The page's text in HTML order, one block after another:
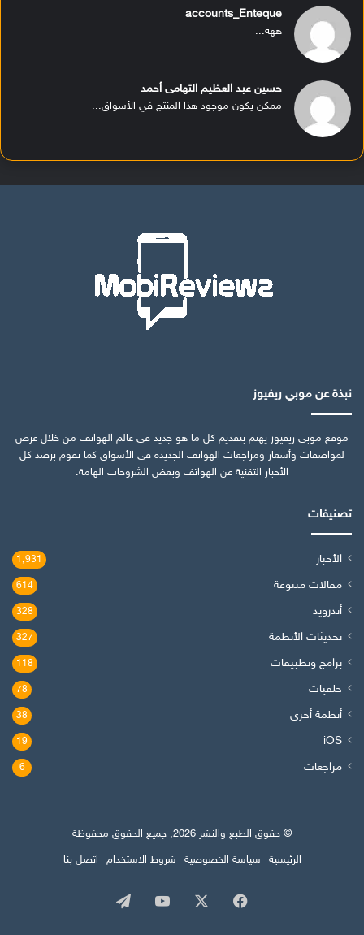
accounts_Enteque
ههه...
حسين عبد العظيم التهامى أحمد
ممكن يكون موجود هذا المنتج في الأسواق...
نبذة عن موبي ريفيوز
موقع موبي ريفيوز يهتم بتقديم كل ما هو جديد في عالم الهواتف من خلال عرض
لمواصفات وأسعار ومراجعات الهواتف الجديدة في الأسواق كما نقوم برصد كل
الأخبار التقنية عن الهواتف وبعض الشروحات الهامة.
تصنيفات
الأخبار 1٬931
مقالات متنوعة 614
أندرويد 328
تحديثات الأنظمة 327
برامج وتطبيقات 118
خلفيات 78
أنظمة أخرى 38
iOS
19
مراجعات 6
© حقوق الطبع والنشر 2026, جميع الحقوق محفوظة
الرئيسية
سياسة الخصوصية شروط الاستخدام اتصل بنا
فيسبوك ‫YouTube